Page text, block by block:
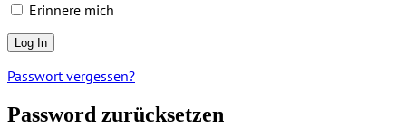
Erinnere mich
Passwort vergessen?
Password zurücksetzen